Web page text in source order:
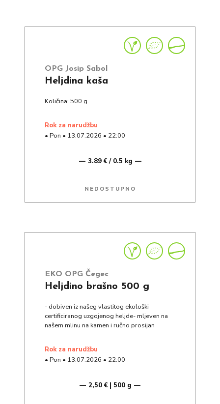
OPG Josip Sabol
Heljdina kaša
Količina: 500 g
rok za narudžbu
• Pon • 13.07.2026 • 22:00
3.89 € / 0.5 kg
NEDOSTUPNO
EKO OPG Čegec
Heljdino brašno 500 g
- dobiven iz našeg vlastitog ekološki
certificiranog uzgojenog heljde- mljeven na
našem mlinu na kamen i ručno prosijan
rok za narudžbu
• Pon • 13.07.2026 • 22:00
2,50 € | 500 g